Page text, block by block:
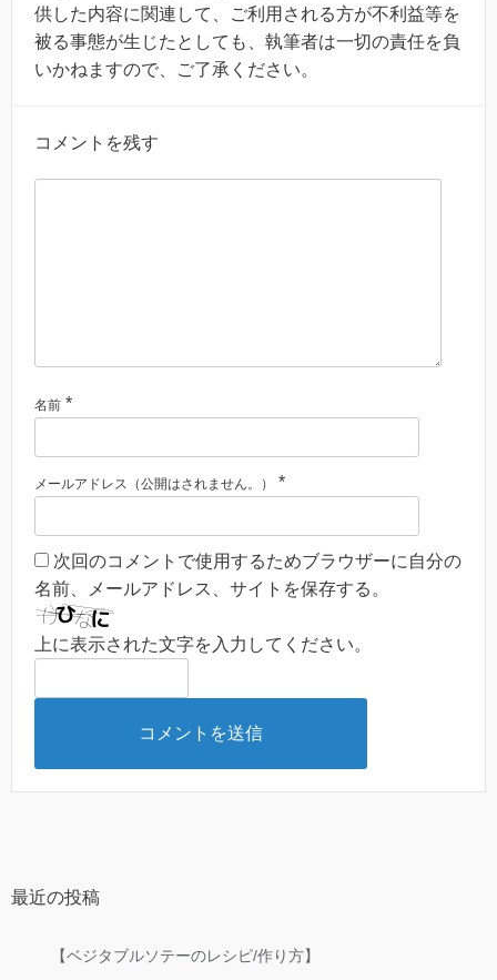
供した内容に関連して、ご利用される方が不利益等を
被る事態が生じたとしても、執筆者は一切の責任を負
いかねますので、ご了承ください。
コメントを残す
名前 *
メールアドレス（公開はされません。） *
次回のコメントで使用するためブラウザーに自分の
名前、メールアドレス、サイトを保存する。
上に表示された文字を入力してください。
最近の投稿
【ベジタブルソテーのレシピ/作り方】